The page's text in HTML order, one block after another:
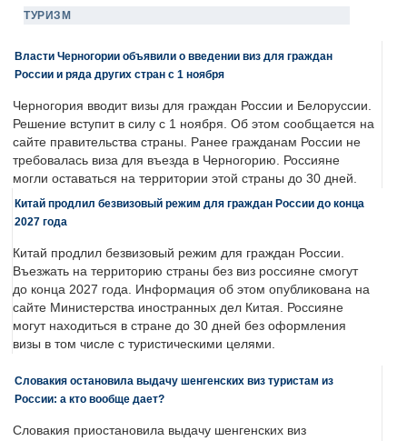
ТУРИЗМ
Власти Черногории объявили о введении виз для граждан
России и ряда других стран с 1 ноября
Черногория вводит визы для граждан России и Белоруссии.
Решение вступит в силу с 1 ноября. Об этом сообщается на
сайте правительства страны. Ранее гражданам России не
требовалась виза для въезда в Черногорию. Россияне
могли оставаться на территории этой страны до 30 дней.
Китай продлил безвизовый режим для граждан России до конца
2027 года
Китай продлил безвизовый режим для граждан России.
Въезжать на территорию страны без виз россияне смогут
до конца 2027 года. Информация об этом опубликована на
сайте Министерства иностранных дел Китая. Россияне
могут находиться в стране до 30 дней без оформления
визы в том числе с туристическими целями.
Словакия остановила выдачу шенгенских виз туристам из
России: а кто вообще дает?
Словакия приостановила выдачу шенгенских виз